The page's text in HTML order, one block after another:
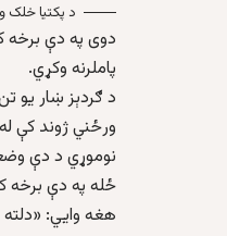
د پکتیا خلک
دوی په دې برخه
پاملرنه وکړي.
د ګردېز ښار یو
ورځني ژوند کې
نوموړي د دې
ځله په دې
هغه وايي: